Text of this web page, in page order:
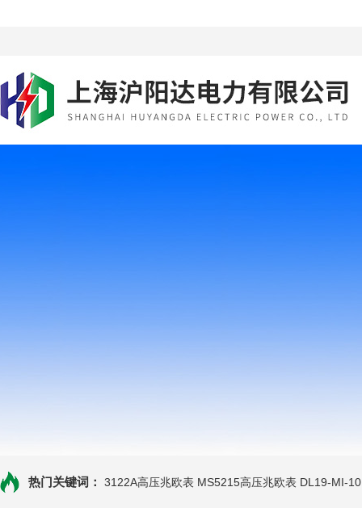
热门关键词： 3122A高压兆欧表 MS5215高压兆欧表 DL19-MI-